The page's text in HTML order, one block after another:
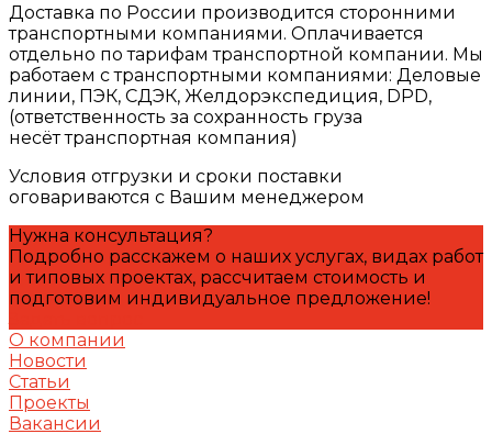
Доставка по России производится сторонними
транспортными компаниями. Оплачивается
отдельно по тарифам транспортной компании. Мы
работаем с транспортными компаниями: Деловые
линии, ПЭК, СДЭК, Желдорэкспедиция, DPD,
(ответственность за сохранность груза
несёт транспортная компания)
Условия отгрузки и сроки поставки
оговариваются с Вашим менеджером
Нужна консультация?
Подробно расскажем о наших услугах, видах работ
и типовых проектах, рассчитаем стоимость и
подготовим индивидуальное предложение!
О компании
Новости
Статьи
Проекты
Вакансии